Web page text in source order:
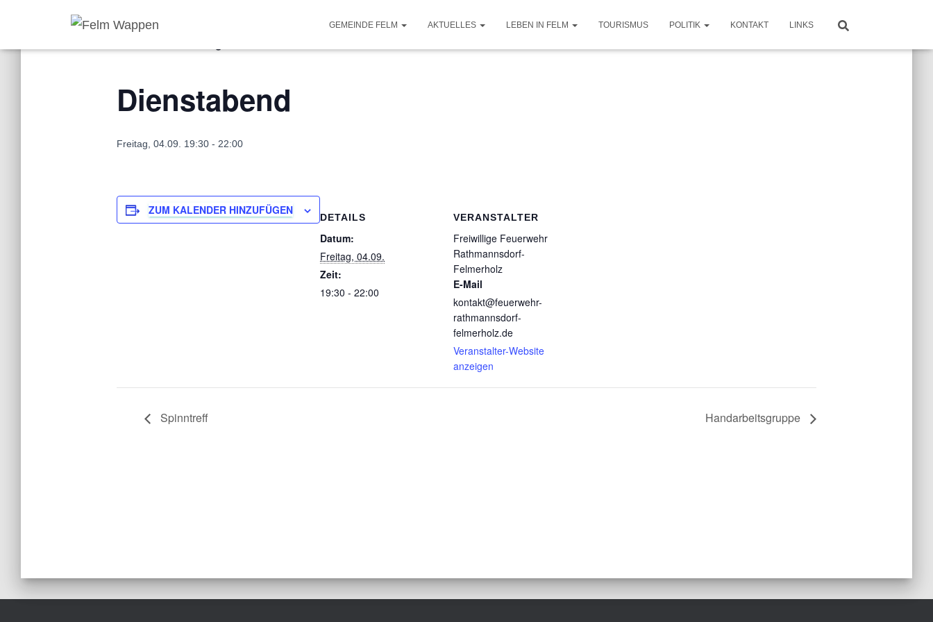
GEMEINDE FELM AKTUELLES LEBEN IN FELM TOURISMUS POLITIK KONTAKT LINKS
Dienstabend
Freitag, 04.09. 19:30 - 22:00
ZUM KALENDER HINZUFÜGEN
DETAILS
Datum:
Freitag, 04.09.
Zeit:
19:30 - 22:00
VERANSTALTER
Freiwillige Feuerwehr
Rathmannsdorf-
Felmerholz
E-Mail
kontakt@feuerwehr-
rathmannsdorf-
felmerholz.de
Veranstalter-Website
anzeigen
Spinntreff Handarbeitsgruppe